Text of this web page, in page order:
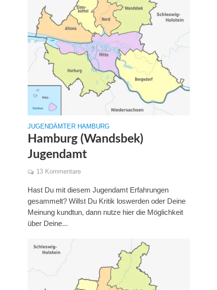
JUGENDÄMTER HAMBURG
Hamburg (Wandsbek)
Jugendamt
13 Kommentare
Hast Du mit diesem Jugendamt Erfahrungen
gesammelt? Willst Du Kritik loswerden oder Deine
Meinung kundtun, dann nutze hier die Möglichkeit
über Deine...